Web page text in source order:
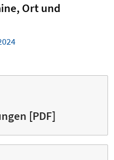
Ort und
[PDF]